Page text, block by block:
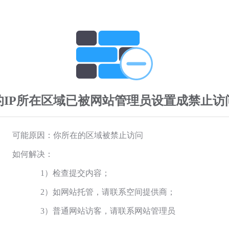
IP所在区域已被网站管理员设置成禁止访
可能原因：你所在的区域被禁止访问
如何解决：
1）检查提交内容；
2）如网站托管，请联系空间提供商；
3）普通网站访客，请联系网站管理员